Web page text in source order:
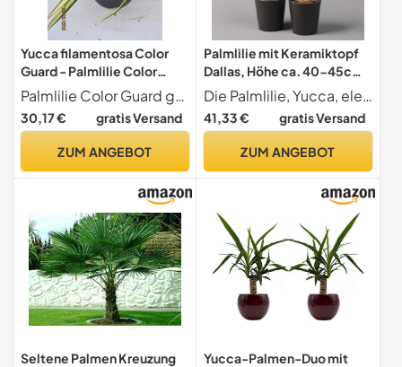
Yucca filamentosa Color
Guard - Palmlilie Color
Guard - 15-20cm
Palmlilie Color Guard guenstig online bestellen
30,17 € gratis Versand
ZUM ANGEBOT
Palmlilie mit Keramiktopf
Dallas, Höhe ca. 40-45cm,
Topf-Ø 11/12cm, 3er-Set
Die Palmlilie, Yucca, elephantipes, im Pflanztopf mit 11 oder 12 cm inkl. Keramiktopf Dallas ist eine robuste, pflegeleichte Pflanze für Sonne bis Halbschatten in Zimmer, Büro oder Wintergarten. Im
41,33 € gratis Versand
ZUM ANGEBOT
Seltene Palmen Kreuzung
Yucca-Palmen-Duo mit